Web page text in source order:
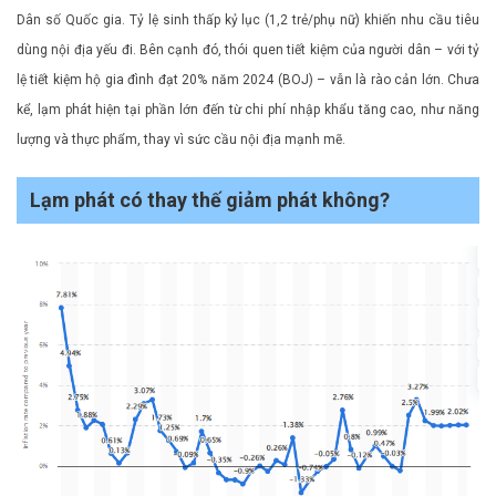
Dân số Quốc gia. Tỷ lệ sinh thấp kỷ lục (1,2 trẻ/phụ nữ) khiến nhu cầu tiêu
dùng nội địa yếu đi. Bên cạnh đó, thói quen tiết kiệm của người dân – với tỷ
lệ tiết kiệm hộ gia đình đạt 20% năm 2024 (BOJ) – vẫn là rào cản lớn. Chưa
kể, lạm phát hiện tại phần lớn đến từ chi phí nhập khẩu tăng cao, như năng
lượng và thực phẩm, thay vì sức cầu nội địa mạnh mẽ.
Lạm phát có thay thế giảm phát không?